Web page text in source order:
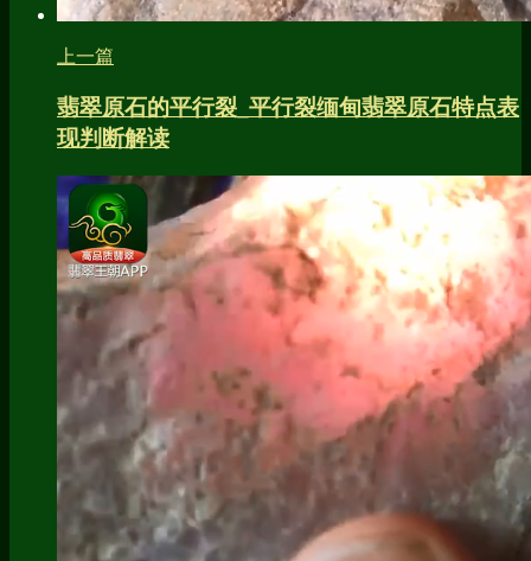
上一篇
翡翠原石的平行裂_平行裂缅甸翡翠原石特点表
现判断解读